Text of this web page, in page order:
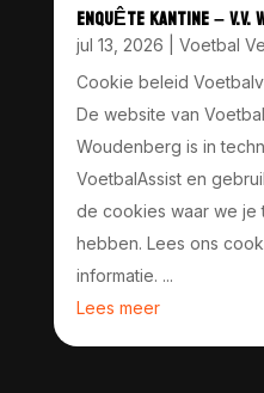
ENQUÊTE KANTINE – V.V.
jul 13, 2026
Voetbal
Cookie beleid
De website van
Woudenberg is in
VoetbalAssist en
de cookies waar we je
hebben. Lees ons
informatie. ...
Lees meer